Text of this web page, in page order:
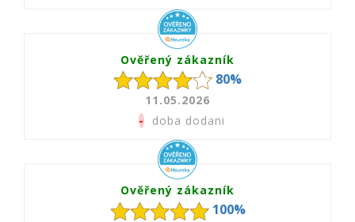
Ověřený zákazník
80%
11.05.2026
-doba dodani
Ověřený zákazník
100%